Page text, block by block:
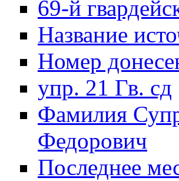
69-й
Название
Номер
упр. 21 Гв. сд
Фамилия
Федорович
Последнее